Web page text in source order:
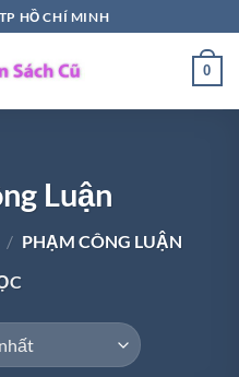
HỒ CHÍ MINH
0
Luận
/ PHẠM CÔNG LUẬN